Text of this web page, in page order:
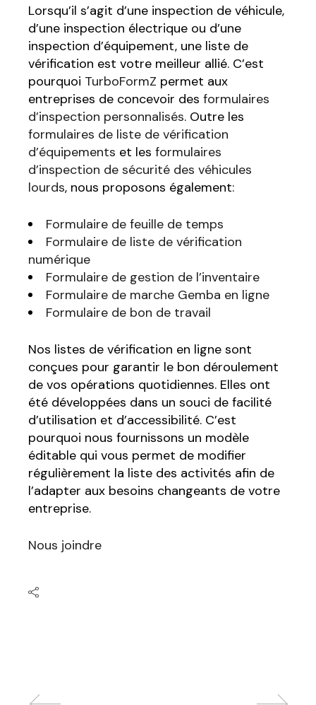
Lorsqu’il s’agit d’une inspection de véhicule,
d’une inspection électrique ou d’une
inspection d’équipement, une liste de
vérification est votre meilleur allié. C’est
pourquoi TurboFormZ permet aux
entreprises de concevoir desformulaires
d’inspection personnalisés. Outre les
formulaires de liste de vérification
d’équipements et lesformulaires
d’inspection de sécurité des véhicules
lourds, nous proposons également:
Formulaire de feuille de temps
Formulaire de liste de vérification
numérique
Formulaire de gestion de l’inventaire
Formulaire de marche Gemba en ligne
Formulaire de bon de travail
Nos listes de vérification en ligne sont
conçues pour garantir le bon déroulement
de vos opérations quotidiennes. Elles ont
été développées dans un souci de facilité
d’utilisation et d’accessibilité. C’est
pourquoi nous fournissons un modèle
éditable qui vous permet de modifier
régulièrement la liste des activités afin de
l’adapter aux besoins changeants de votre
entreprise.
Nous joindre